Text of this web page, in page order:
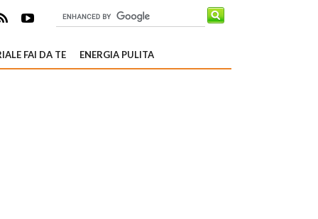
FAI DA TE ENERGIA PULITA